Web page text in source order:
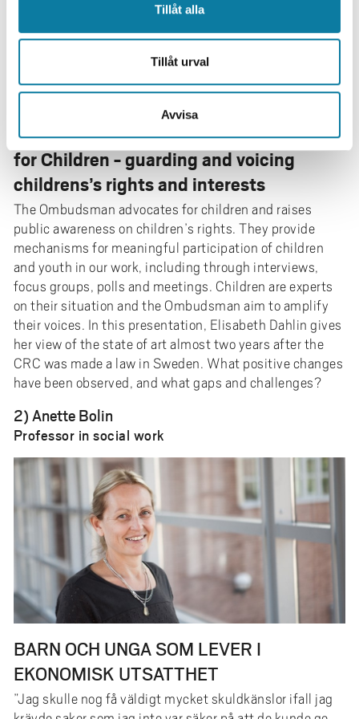
Tillåt alla
Tillåt urval
Avvisa
Barnombudsmannen/The Ombudsman
for Children - guarding and voicing
childrens’s rights and interests
The Ombudsman advocates for children and raises
public awareness on children’s rights. They provide
mechanisms for meaningful participation of children
and youth in our work, including through interviews,
focus groups, polls and meetings. Children are experts
on their situation and the Ombudsman aim to amplify
their voices. In this presentation, Elisabeth Dahlin gives
her view of the state of art almost two years after the
CRC was made a law in Sweden. What positive changes
have been observed, and what gaps and challenges?
2) Anette Bolin
Professor in social work
BARN OCH UNGA SOM LEVER I
EKONOMISK UTSATTHET
”Jag skulle nog få väldigt mycket skuldkänslor ifall jag